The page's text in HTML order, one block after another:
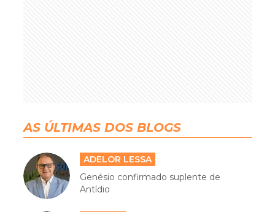
AS ÚLTIMAS DOS BLOGS
ADELOR LESSA
Genésio confirmado suplente de
Antídio